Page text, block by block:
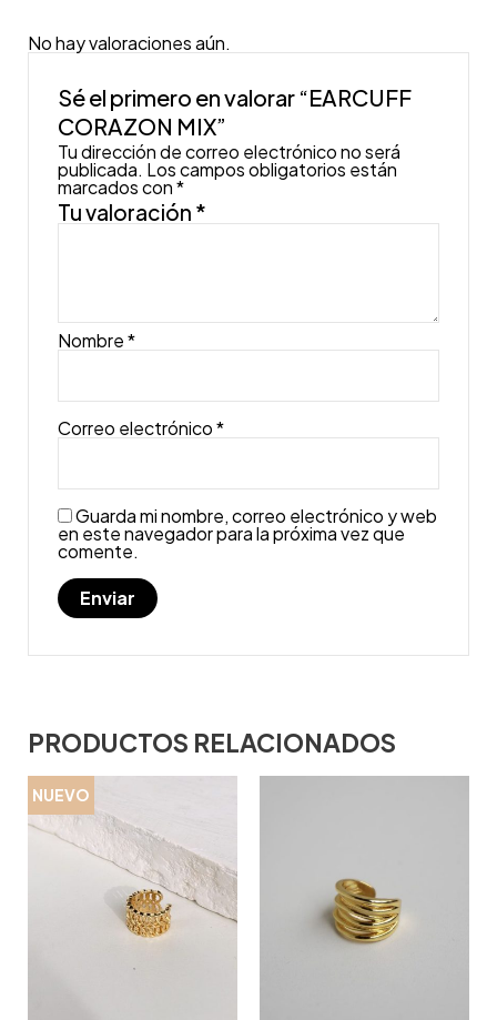
No hay valoraciones aún.
Sé el primero en valorar “EARCUFF
CORAZON MIX”
Tu dirección de correo electrónico no será
publicada. Los campos obligatorios están
marcados con*
Tu valoración *
Nombre*
Correo electrónico*
Guarda mi nombre, correo electrónico y web
en este navegador para la próxima vez que
comente.
PRODUCTOS RELACIONADOS
NUEVO